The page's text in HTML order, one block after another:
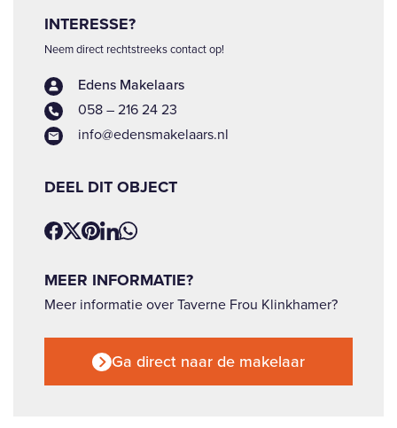
INTERESSE?
Neem direct rechtstreeks contact op!
Edens Makelaars
058 – 216 24 23
info@edensmakelaars.nl
DEEL DIT OBJECT
MEER INFORMATIE?
Meer informatie over Taverne Frou Klinkhamer?
Ga direct naar de makelaar